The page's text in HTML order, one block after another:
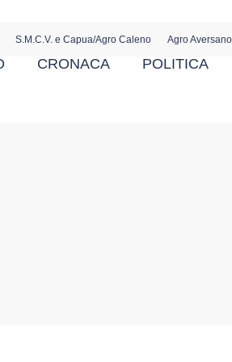
S.M.C.V. e Capua/Agro Caleno Agro
CRONACA POLITICA